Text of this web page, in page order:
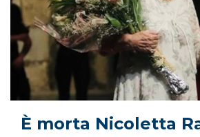
È morta Nicoletta